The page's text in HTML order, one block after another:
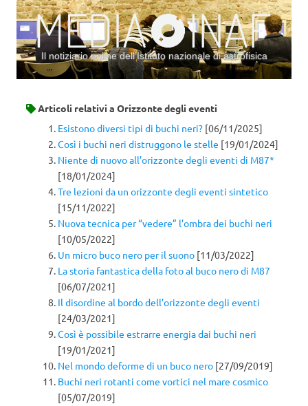
Il notiziario online dell’Istituto nazionale di astrofisica
Articoli relativi a Orizzonte degli eventi
Esistono diversi tipi di buchi neri? [06/11/2025]
Così i buchi neri distruggono le stelle [19/01/2024]
Niente di nuovo all’orizzonte degli eventi di M87*
[18/01/2024]
Tre lezioni da un orizzonte degli eventi sintetico
[15/11/2022]
Nuova tecnica per “vedere” l’ombra dei buchi neri
[10/05/2022]
Un micro buco nero per il suono [11/03/2022]
La storia fantastica della foto al buco nero di M87
[06/07/2021]
Il disordine al bordo dell’orizzonte degli eventi
[24/03/2021]
Così è possibile estrarre energia dai buchi neri
[19/01/2021]
Nel mondo deforme di un buco nero [27/09/2019]
Buchi neri rotanti come vortici nel mare cosmico
[05/07/2019]